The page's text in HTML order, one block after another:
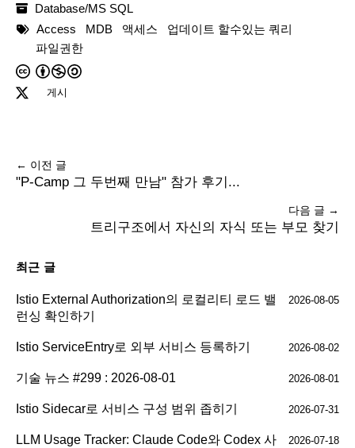
Database/MS SQL
Access
MDB 액세스
업데이트 할수있는 쿼리
파일권한
게시
← 이전 글
"P-Camp 그 두번째 만남" 참가 후기...
다음 글 →
트리구조에서 자신의 자식 또는 부모 찾기
최근 글
Istio External Authorization의 로컬리티 로드 밸
런싱 확인하기
2026-08-05
Istio ServiceEntry로 외부 서비스 등록하기 2026-08-02
기술 뉴스 #299 : 2026-08-01 2026-08-01
Istio Sidecar로 서비스 구성 범위 좁히기 2026-07-31
LLM Usage Tracker: Claude Code와 Codex 사
2026-07-18